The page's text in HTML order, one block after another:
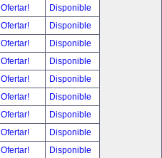
Ofertar!
Disponible
Ofertar!
Disponible
Ofertar!
Disponible
Ofertar!
Disponible
Ofertar!
Disponible
Ofertar!
Disponible
Ofertar!
Disponible
Ofertar!
Disponible
Ofertar!
Disponible